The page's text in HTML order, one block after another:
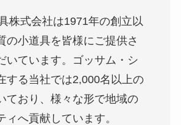
株式会社は1971年の創立以
の小道具を皆様にご提供さ
いています。ゴッサム・シ
する当社では2,000名以上の
ており、様々な形で地域の
ィへ貢献しています。